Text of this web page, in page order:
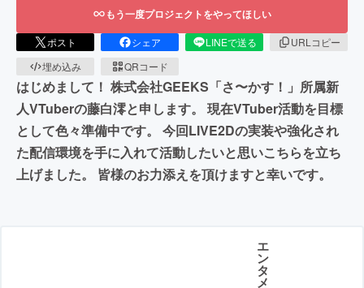
もう一度プロジェクトをやってほしい
ポスト シェア LINEで送る
URLコピー
埋め込み
QRコード
はじめまして！ 株式会社GEEKS「さ〜かす！」所属新
人VTuberの藤白澪と申します。 現在VTuber活動を目標
として色々準備中です。 今回LIVE2Dの実装や強化され
た配信環境を手に入れて活動したいと思いこちらを立ち
上げました。 皆様のお力添えを頂けますと幸いです。
エ
ン
タ
メ